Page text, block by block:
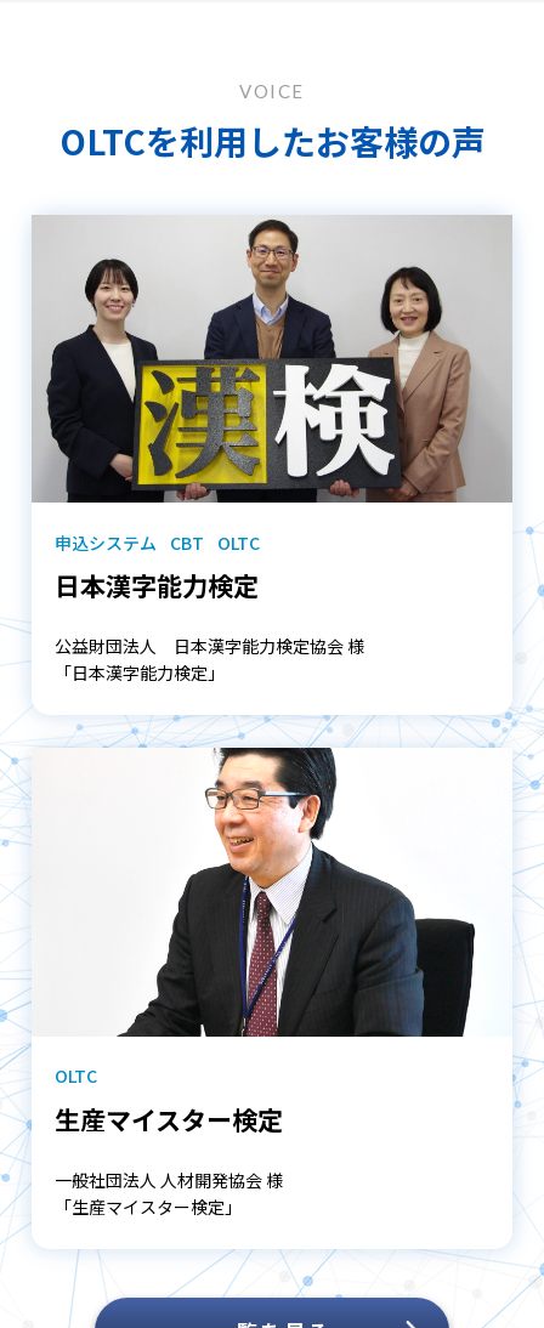
VOICE
OLTCを利用したお客様の声
申込システム CBT OLTC
日本漢字能力検定
公益財団法人 日本漢字能⼒検定協会 様
「日本漢字能力検定」
OLTC
生産マイスター検定
一般社団法人 人材開発協会 様
「生産マイスター検定」